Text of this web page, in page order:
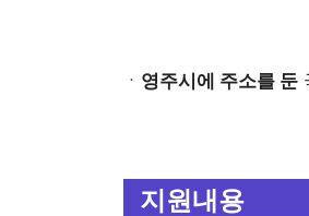
ㆍ 영주시에 주소를 둔
지원내용